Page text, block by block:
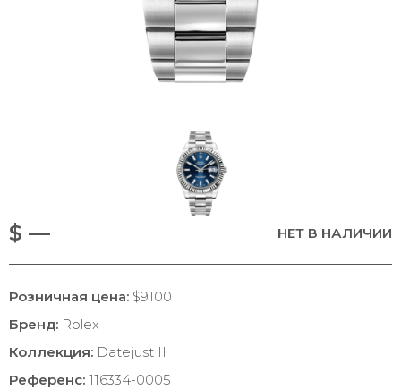
$ — НЕТ В НАЛИЧИИ
Розничная цена: $9100
Бренд: Rolex
Коллекция: Datejust II
Референс: 116334-0005